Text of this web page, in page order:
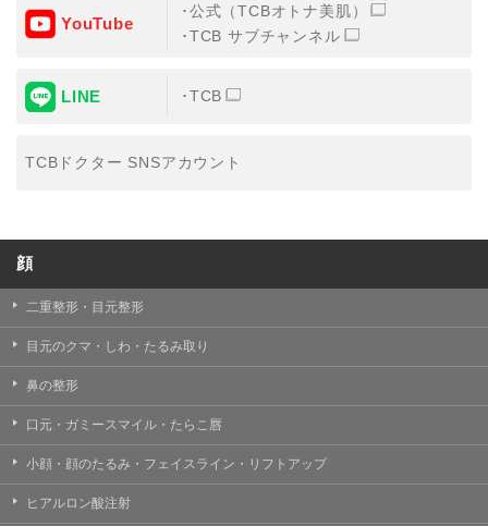
YouTube
公式（TCBオトナ美肌）
TCB サブチャンネル
LINE TCB
TCBドクター SNSアカウント
顔
二重整形・目元整形
目元のクマ・しわ・たるみ取り
鼻の整形
口元・ガミースマイル・たらこ唇
小顔・顔のたるみ・フェイスライン・リフトアップ
ヒアルロン酸注射